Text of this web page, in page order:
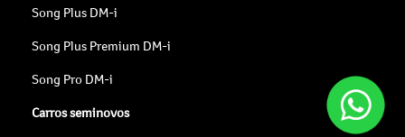
Song Plus DM-i
Song Plus Premium DM-i
Song Pro DM-i
Carros seminovos